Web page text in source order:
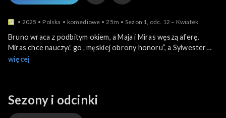
2025 Polska komediowe 25m Sezon 1, odc. 12 – Kwiatek
Bruno wraca z podbitym okiem, a Maja i Miras węszą aferę.
Miras chce nauczyć go „męskiej obrony honoru”, a Sylwester
zmaga się z rywalem w pracy. Zuza odkrywa, że ktoś bezczelnie
więcej
Sezony i odcinki